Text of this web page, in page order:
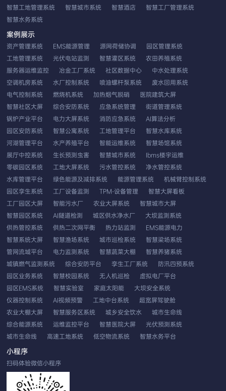
智慧工地管理系统
智慧城市系统 智慧酒店
智慧工厂管理系统
智慧水务系统
案例展示
资产管理系统 EMS能源管理 源网荷储协调
园区管理系统
工地管理系统
光伏电站监测 智慧灌区系统
农田养殖系统
服务器运维监控
冶金工厂系统 社区数据中心
中水处理系统
空调机房系统
水厂控制系统 喷油螺杆泵系统
废水回用系统
电气控制系统
燃烧机系统 加热烟气脱硝
医院建筑大屏
智慧社区大屏
综合安防系统 应急系统管理
街道管理系统
锅炉产业平台
电力大屏系统 消防应急系统
AI算法分析
园区安防系统
智慧公寓系统 工地管理平台
智慧水库系统
河湖管理平台
水产养殖平台 智能运维系统
智慧场馆系统
展厅中控系统
生长预测虫害 智慧城市系统
Ibms楼宇运维
零碳园区系统
工地大屏系统 污水管控系统
净水管控系统
水库管理平台
绿色能源及减排系统 能源管理系统
机械臂控制系统
园区孪生系统
工厂设备监测 TPM-设备管理
智慧大屏看板
工厂园区大屏
智能污水厂 农业大屏系统
智慧城市大屏
智慧园区系统
AI隧道检测 城区供水净水厂
大坝监测系统
供热管控系统
供热二次网平衡 热力站监测
EMS能源电力
智慧系统大屏
智慧渔场系统 城市巡检系统
智慧梁场系统
管网流域平台
电力监测系统 智慧蔬菜大棚
智慧养猪系统
城镇燃气监测系统
综合安防平台 孪生工厂系统
防汛四预系统
园区业务系统
智慧校园系统 无人机巡检
虚拟电厂平台
园区EMS系统
智慧实验室 家庭太阳能
大坝安全系统
仪器控制系统
AI视频预警 工地中台系统
超宽屏驾驶舱
农业大棚大屏
智慧服务区系统 城乡安全饮水
城市生命线
综合能源系统
运维监控平台 智慧医院大屏
光伏预测系统
城市生命线
高速工地系统 低空物流系统
智慧水务平台
EMS智慧云平台
无人机车载巡检
工业视觉分析
小程序
扫码体验微信小程序